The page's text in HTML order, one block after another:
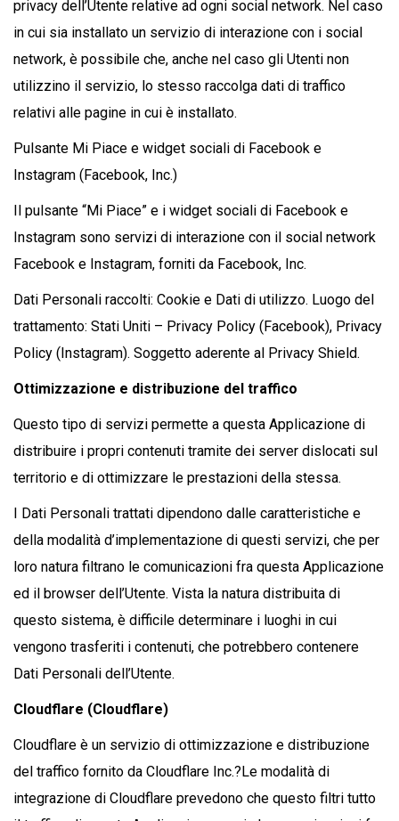
privacy dell’Utente relative ad ogni social network. Nel caso
in cui sia installato un servizio di interazione con i social
network, è possibile che, anche nel caso gli Utenti non
utilizzino il servizio, lo stesso raccolga dati di traffico
relativi alle pagine in cui è installato.
Pulsante Mi Piace e widget sociali di Facebook e
Instagram (Facebook, Inc.)
Il pulsante “Mi Piace” e i widget sociali di Facebook e
Instagram sono servizi di interazione con il social network
Facebook e Instagram, forniti da Facebook, Inc.
Dati Personali raccolti: Cookie e Dati di utilizzo. Luogo del
trattamento: Stati Uniti – Privacy Policy (Facebook), Privacy
Policy (Instagram). Soggetto aderente al Privacy Shield.
Ottimizzazione e distribuzione del traffico
Questo tipo di servizi permette a questa Applicazione di
distribuire i propri contenuti tramite dei server dislocati sul
territorio e di ottimizzare le prestazioni della stessa.
I Dati Personali trattati dipendono dalle caratteristiche e
della modalità d’implementazione di questi servizi, che per
loro natura filtrano le comunicazioni fra questa Applicazione
ed il browser dell’Utente. Vista la natura distribuita di
questo sistema, è difficile determinare i luoghi in cui
vengono trasferiti i contenuti, che potrebbero contenere
Dati Personali dell’Utente.
Cloudflare (Cloudflare)
Cloudflare è un servizio di ottimizzazione e distribuzione
del traffico fornito da Cloudflare Inc.?Le modalità di
integrazione di Cloudflare prevedono che questo filtri tutto